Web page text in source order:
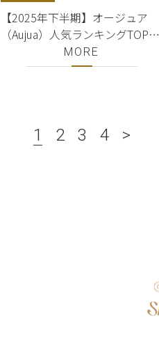
【2025年下半期】オージュア
（Aujua）人気ランキングTOP10
シャンプー・トリートメント・
オイル・ミルク｜ 銀座・有楽町
MORE
1 2 3 4 >